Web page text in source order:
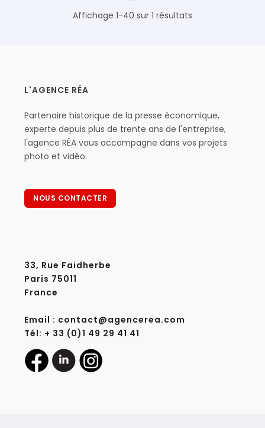
Affichage 1-40 sur 1 résultats
L'AGENCE RÉA
Partenaire historique de la presse économique,
experte depuis plus de trente ans de l'entreprise,
l'agence RÉA vous accompagne dans vos projets
photo et vidéo.
NOUS CONTACTER
33, Rue Faidherbe
Paris 75011
France
Email : contact@agencerea.com
Tél: + 33 (0)1 49 29 41 41